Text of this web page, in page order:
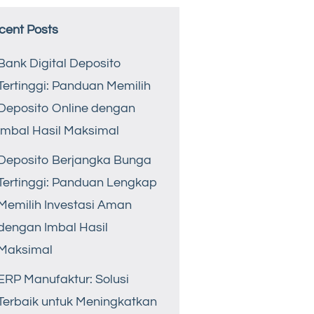
Posts
Digital Deposito
Panduan Memilih
Online dengan
Hasil Maksimal
Berjangka Bunga
Panduan Lengkap
Investasi Aman
Imbal Hasil
Manufaktur: Solusi
untuk Meningkatkan